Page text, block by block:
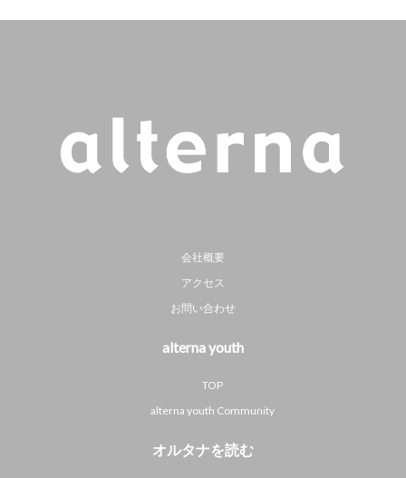
会社概要
アクセス
お問い合わせ
alterna youth
TOP
alterna youth Community
オルタナを読む